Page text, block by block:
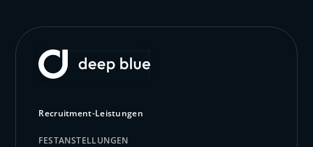
Recruitment-Leistungen
FESTANSTELLUNGEN